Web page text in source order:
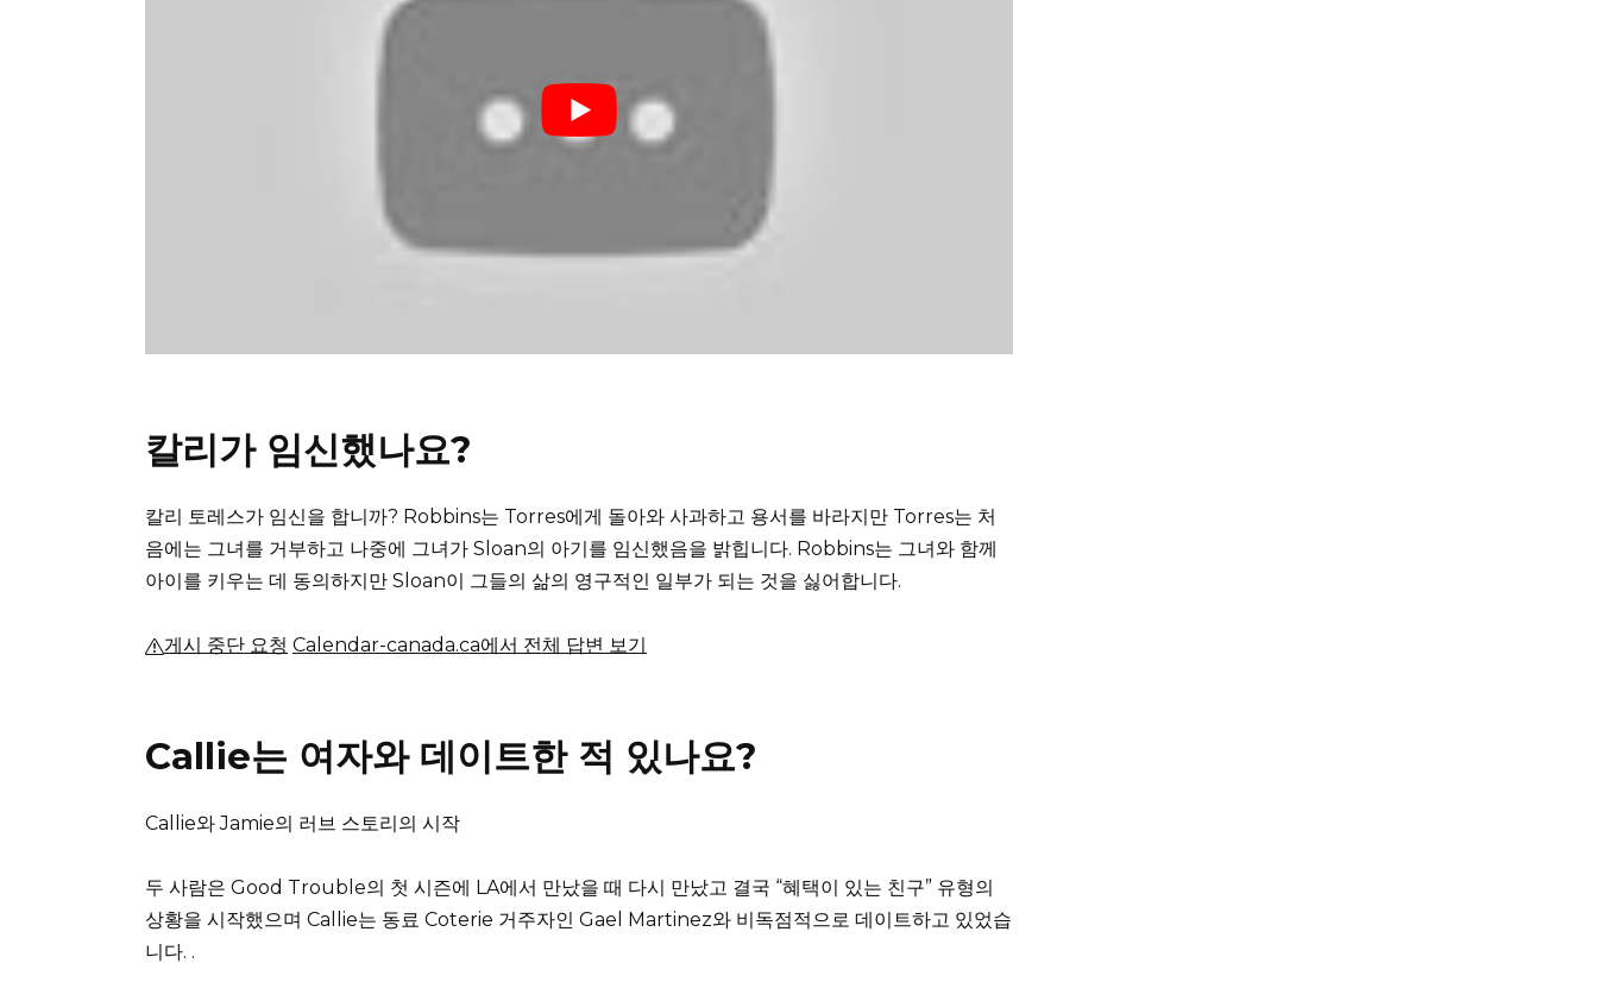
칼리가 임신했나요?
칼리 토레스가 임신을 합니까? Robbins는 Torres에게 돌아와 사과하고 용서를 바라지만 Torres는 처
음에는 그녀를 거부하고 나중에 그녀가 Sloan의 아기를 임신했음을 밝힙니다. Robbins는 그녀와 함께
아이를 키우는 데 동의하지만 Sloan이 그들의 삶의 영구적인 일부가 되는 것을 싫어합니다.
게시 중단 요청 Calendar-canada.ca에서 전체 답변 보기
Callie는 여자와 데이트한 적 있나요?
Callie와 Jamie의 러브 스토리의 시작
두 사람은 Good Trouble의 첫 시즌에 LA에서 만났을 때 다시 만났고 결국 “혜택이 있는 친구” 유형의
상황을 시작했으며 Callie는 동료 Coterie 거주자인 Gael Martinez와 비독점적으로 데이트하고 있었습
니다. .